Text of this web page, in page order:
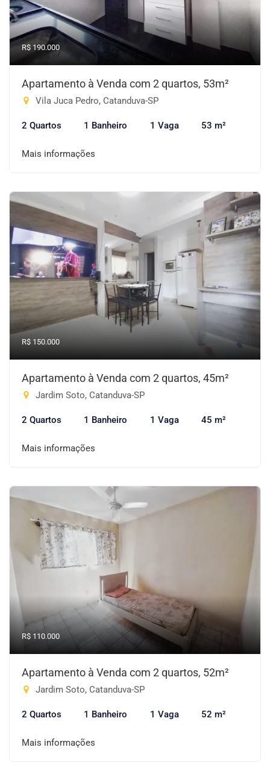
R$ 190.000
Apartamento à Venda com 2 quartos, 53m²
Vila Juca Pedro, Catanduva-SP
2 Quartos 1 Banheiro 1 Vaga 53 m²
Mais informações
R$ 150.000
Apartamento à Venda com 2 quartos, 45m²
Jardim Soto, Catanduva-SP
2 Quartos 1 Banheiro 1 Vaga 45 m²
Mais informações
R$ 110.000
Apartamento à Venda com 2 quartos, 52m²
Jardim Soto, Catanduva-SP
2 Quartos 1 Banheiro 1 Vaga 52 m²
Mais informações